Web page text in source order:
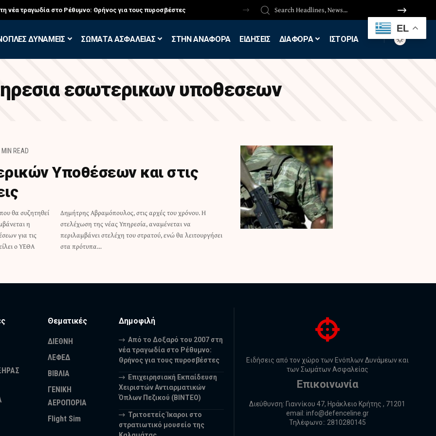
νέα τραγωδία στο Ρέθυμνο: Θρήνος για τους πυροσβέστες
ΔΥΝΑΜΕΙΣ ΣΩΜΑΤΑ ΑΣΦΑΛΕΙΑΣ ΣΤΗΝ ΑΝΑΦΟΡΑ ΕΙΔΗΣΕΙΣ ΔΙΑΦΟΡΑ ΙΣΤΟΡΙΑ
εσωτερικων υποθεσεων
MIN READ
Υποθέσεων και στις
θα συζητηθεί
η
για τις
ο ΥΕΘΑ
του χρόνου. Η
να
στα πρότυπα…
Θεματικές
ΔΙΕΘΝΗ
ΛΕΦΕΔ
ΒΙΒΛΙΑ
ΓΕΝΙΚΗ
ΑΕΡΟΠΟΡΙΑ
Flight Sim
Δημοφιλή
Από το Δοξαρό του 2007 στη
νέα τραγωδία στο Ρέθυμνο:
Θρήνος για τους πυροσβέστες
Επιχειρησιακή Εκπαίδευση
Χειριστών Αντιαρματικών
Όπλων Πεζικού (ΒΙΝΤΕΟ)
Τριτοετείς Ίκαροι στο
στρατιωτικό μουσείο της
Ειδήσεις από τον χώρο των Ενόπλων Δυνάμεων και
των Σωμάτων Ασφαλείας
Επικοινωνία
Διεύθυνση: Γιαννίκου 47, Ηράκλειο Κρήτης , 71201
email: info@defenceline.gr
Τηλέφωνο:: 2810280145
EL